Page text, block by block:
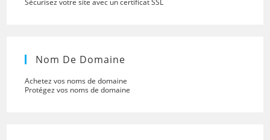
Sécurisez votre site avec un certificat SSL
Nom De Domaine
Achetez vos noms de domaine
Protégez vos noms de domaine